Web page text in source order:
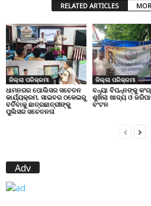
RELATED ARTICLES
ଜିଲ୍ଲା ପରିକ୍ରମା
ଧାମନଗର ପୋଲିସର ସଚେତନ
କାର୍ଯ୍ୟକ୍ରମ, ସାଇବର ଠକେଇରୁ
ବର୍ତିବାକୁ ଛାତ୍ରଛାତ୍ରୀଙ୍କୁ
ପୁଲିସର ସଚେତନତା
ଜିଲ୍ଲା ପରିକ୍ରମା
ବନ୍ୟା ବିପନ୍ନଙ୍କୁ
ଶୁଖିଲା ଖାଦ୍ୟ ଓ
ବଂଟନ
Adv